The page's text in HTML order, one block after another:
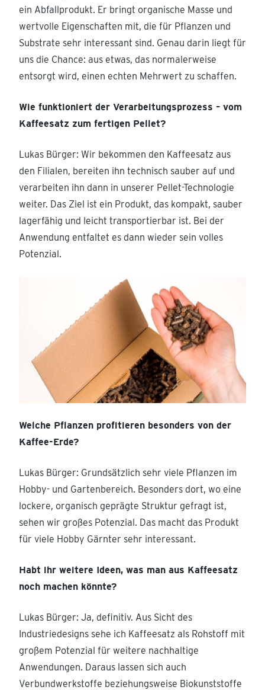
ein Abfallprodukt. Er bringt organische Masse und
wertvolle Eigenschaften mit, die für Pflanzen und
Substrate sehr interessant sind. Genau darin liegt für
uns die Chance: aus etwas, das normalerweise
entsorgt wird, einen echten Mehrwert zu schaffen.
Wie funktioniert der Verarbeitungsprozess – vom
Kaffeesatz zum fertigen Pellet?
Lukas Bürger: Wir bekommen den Kaffeesatz aus
den Filialen, bereiten ihn technisch sauber auf und
verarbeiten ihn dann in unserer Pellet-Technologie
weiter. Das Ziel ist ein Produkt, das kompakt, sauber
lagerfähig und leicht transportierbar ist. Bei der
Anwendung entfaltet es dann wieder sein volles
Potenzial.
Welche Pflanzen profitieren besonders von der
Kaffee-Erde?
Lukas Bürger: Grundsätzlich sehr viele Pflanzen im
Hobby- und Gartenbereich. Besonders dort, wo eine
lockere, organisch geprägte Struktur gefragt ist,
sehen wir großes Potenzial. Das macht das Produkt
für viele Hobby Gärnter sehr interessant.
Habt ihr weitere Ideen, was man aus Kaffeesatz
noch machen könnte?
Lukas Bürger: Ja, definitiv. Aus Sicht des
Industriedesigns sehe ich Kaffeesatz als Rohstoff mit
großem Potenzial für weitere nachhaltige
Anwendungen. Daraus lassen sich auch
Verbundwerkstoffe beziehungsweise Biokunststoffe